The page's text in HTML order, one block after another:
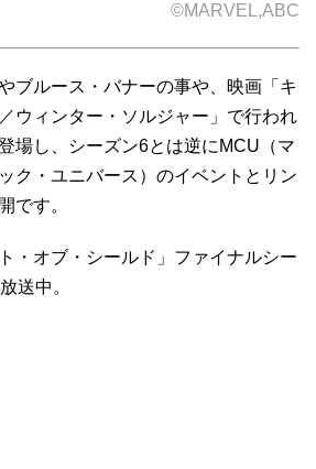
©MARVEL,ABC
ブルース・バナーの事や、映画「キ
ウィンター・ソルジャー」で行われ
場し、シーズン6とは逆にMCU（マ
ク・ユニバース）のイベントとリン
です。
・オブ・シールド」ファイナルシー
送中。